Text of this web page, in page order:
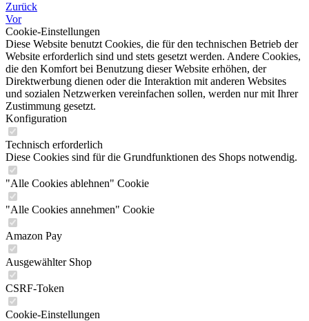
Zurück
Vor
Cookie-Einstellungen
Diese Website benutzt Cookies, die für den technischen Betrieb der
Website erforderlich sind und stets gesetzt werden. Andere Cookies,
die den Komfort bei Benutzung dieser Website erhöhen, der
Direktwerbung dienen oder die Interaktion mit anderen Websites
und sozialen Netzwerken vereinfachen sollen, werden nur mit Ihrer
Zustimmung gesetzt.
Konfiguration
Technisch erforderlich
Diese Cookies sind für die Grundfunktionen des Shops notwendig.
"Alle Cookies ablehnen" Cookie
"Alle Cookies annehmen" Cookie
Amazon Pay
Ausgewählter Shop
CSRF-Token
Cookie-Einstellungen